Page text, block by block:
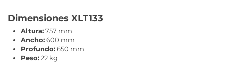
Dimensiones XLT133
Altura:757 mm
Ancho:600 mm
Profundo:650 mm
Peso:22 kg